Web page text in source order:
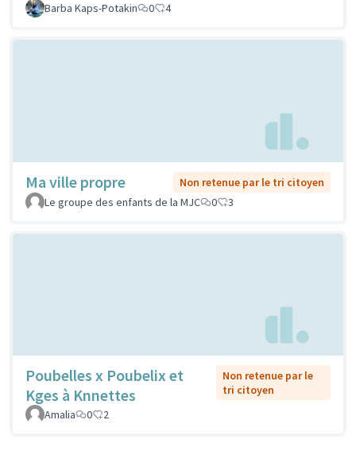
Barba Kaps-Potakin 0 4
Ma ville propre
Non retenue par le tri citoyen
Le groupe des enfants de la MJC
0 3
Poubelles x Poubelix et
Kges à Knnettes
Non retenue par le
tri citoyen
Amalia
0 2